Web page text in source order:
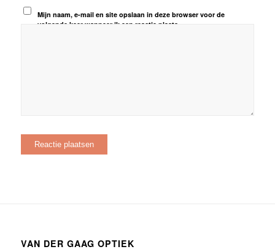
Mijn naam, e-mail en site opslaan in deze browser voor de
volgende keer wanneer ik een reactie plaats.
VAN DER GAAG OPTIEK